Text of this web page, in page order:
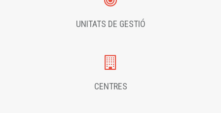
UNITATS DE GESTIÓ
CENTRES